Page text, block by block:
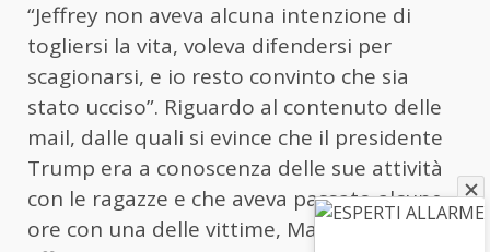
“Jeffrey non aveva alcuna intenzione di
togliersi la vita, voleva difendersi per
scagionarsi, e io resto convinto che sia
stato ucciso”. Riguardo al contenuto delle
mail, dalle quali si evince che il presidente
Trump era a conoscenza delle sue attività
con le ragazze e che aveva passato alcune
ore con una delle vittime, Mark Epstein ha